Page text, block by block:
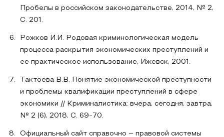
Пробелы в российском законодательстве, 2014, № 2,
С. 201.
Рожков И.И. Родовая криминологическая модель
процесса раскрытия экономических преступлений и
ее практическое использование, Ижевск, 2001.
Тактоева В.В. Понятие экономической преступности
и проблемы квалификации преступлений в сфере
экономики // Криминалистика: вчера, сегодня, завтра,
№ 2 (6), 2018, С. 69-70.
Официальный сайт справочно – правовой системы